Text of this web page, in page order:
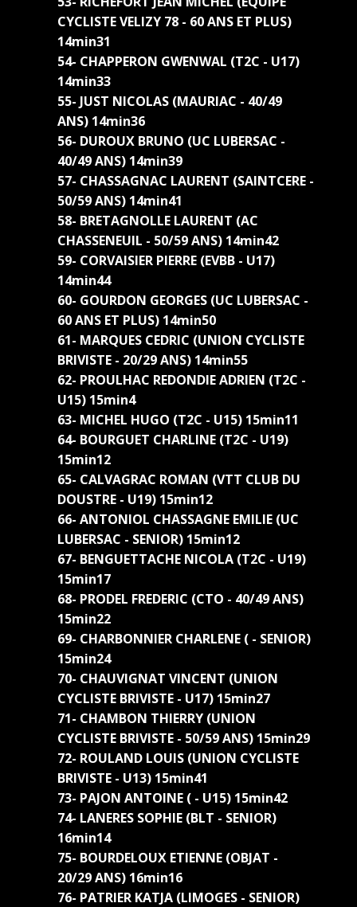
CYCLISTE VELIZY 78 - 60 ANS ET PLUS)
14min31
54- CHAPPERON GWENWAL (T2C - U17)
14min33
55- JUST NICOLAS (MAURIAC - 40/49
ANS) 14min36
56- DUROUX BRUNO (UC LUBERSAC -
40/49 ANS) 14min39
57- CHASSAGNAC LAURENT (SAINTCERE -
50/59 ANS) 14min41
58- BRETAGNOLLE LAURENT (AC
CHASSENEUIL - 50/59 ANS) 14min42
59- CORVAISIER PIERRE (EVBB - U17)
14min44
60- GOURDON GEORGES (UC LUBERSAC -
60 ANS ET PLUS) 14min50
61- MARQUES CEDRIC (UNION CYCLISTE
BRIVISTE - 20/29 ANS) 14min55
62- PROULHAC REDONDIE ADRIEN (T2C -
U15) 15min4
63- MICHEL HUGO (T2C - U15) 15min11
64- BOURGUET CHARLINE (T2C - U19)
15min12
65- CALVAGRAC ROMAN (VTT CLUB DU
DOUSTRE - U19) 15min12
66- ANTONIOL CHASSAGNE EMILIE (UC
LUBERSAC - SENIOR) 15min12
67- BENGUETTACHE NICOLA (T2C - U19)
15min17
68- PRODEL FREDERIC (CTO - 40/49 ANS)
15min22
69- CHARBONNIER CHARLENE ( - SENIOR)
15min24
70- CHAUVIGNAT VINCENT (UNION
CYCLISTE BRIVISTE - U17) 15min27
71- CHAMBON THIERRY (UNION
CYCLISTE BRIVISTE - 50/59 ANS) 15min29
72- ROULAND LOUIS (UNION CYCLISTE
BRIVISTE - U13) 15min41
73- PAJON ANTOINE ( - U15) 15min42
74- LANERES SOPHIE (BLT - SENIOR)
16min14
75- BOURDELOUX ETIENNE (OBJAT -
20/29 ANS) 16min16
76- PATRIER KATJA (LIMOGES - SENIOR)